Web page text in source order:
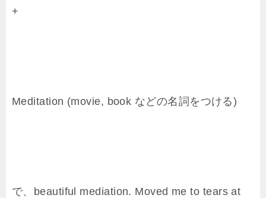
+
Meditation (movie, book などの名詞をつける)
で、beautiful mediation. Moved me to tears at